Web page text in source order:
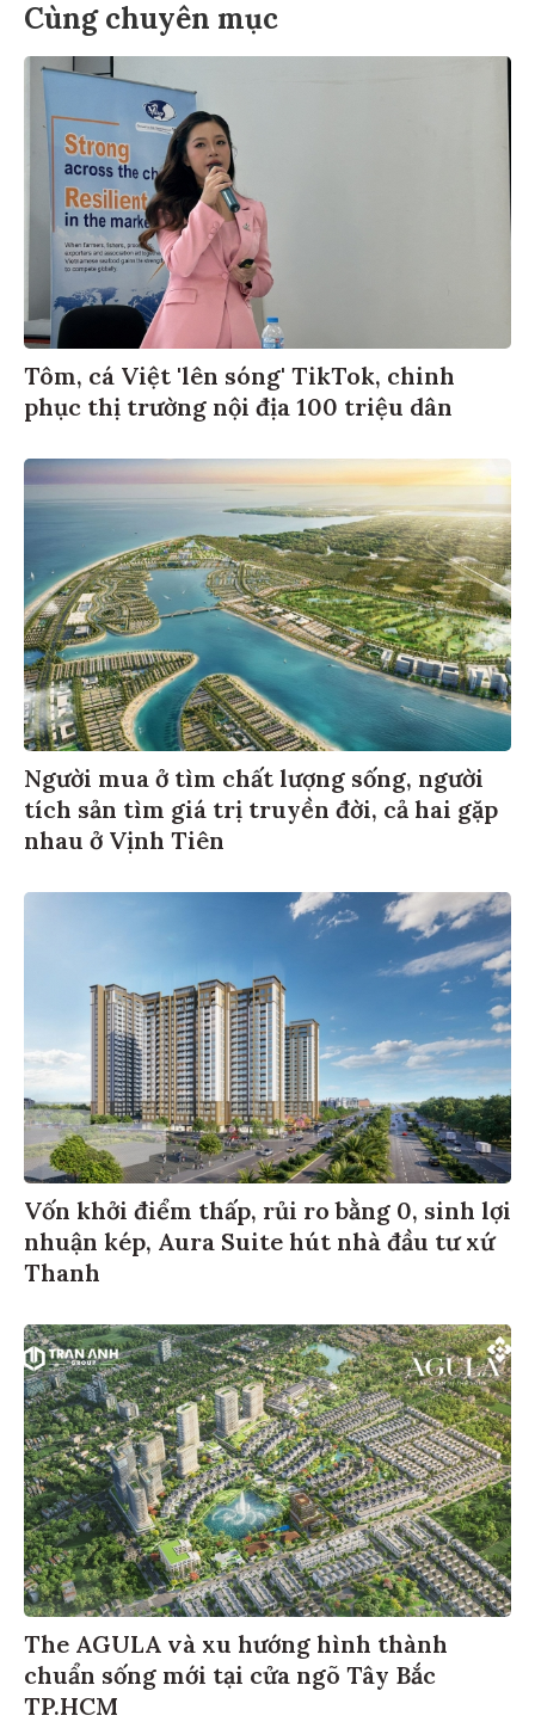
Cùng chuyên mục
Tôm, cá Việt 'lên sóng' TikTok, chinh
phục thị trường nội địa 100 triệu dân
Người mua ở tìm chất lượng sống, người
tích sản tìm giá trị truyền đời, cả hai gặp
nhau ở Vịnh Tiên
Vốn khởi điểm thấp, rủi ro bằng 0, sinh lợi
nhuận kép, Aura Suite hút nhà đầu tư xứ
Thanh
The AGULA và xu hướng hình thành
chuẩn sống mới tại cửa ngõ Tây Bắc
TP.HCM